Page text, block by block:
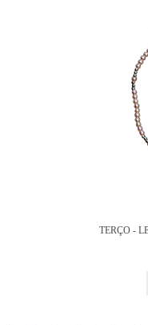
TERÇO -